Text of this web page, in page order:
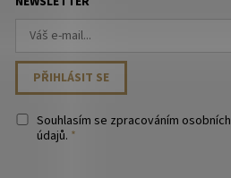
Souhlasím se zpracováním osobních
údajů.